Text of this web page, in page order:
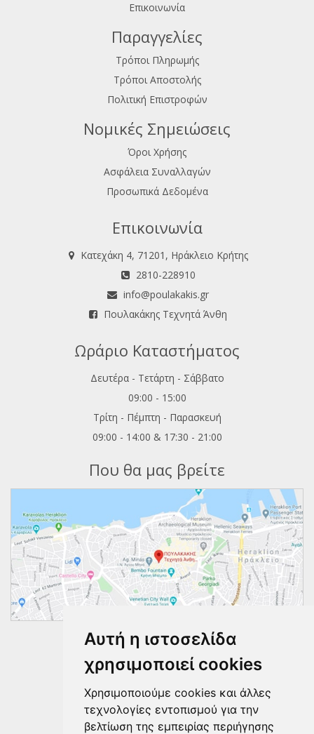
Αυτή η ιστοσελίδα
χρησιμοποιεί cookies
Χρησιμοποιούμε cookies και άλλες
τεχνολογίες εντοπισμού για την
βελτίωση της εμπειρίας περιήγησης
Επικοινωνία
Παραγγελίες
Τρόποι Πληρωμής
Τρόποι Αποστολής
Πολιτική Επιστροφών
Νομικές Σημειώσεις
Όροι Χρήσης
Ασφάλεια Συναλλαγών
Προσωπικά Δεδομένα
Επικοινωνία
Κατεχάκη 4, 71201, Ηράκλειο Κρήτης
2810-228910
info@poulakakis.gr
Πουλακάκης Τεχνητά Άνθη
Ωράριο Καταστήματος
Δευτέρα - Τετάρτη - Σάββατο
09:00 - 15:00
Τρίτη - Πέμπτη - Παρασκευή
09:00 - 14:00 & 17:30 - 21:00
Που θα μας βρείτε
Ακολουθήστε μας